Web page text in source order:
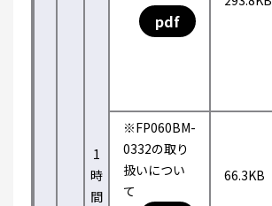
1
時
間
pdf
※FP060BM-
0332の取り
扱いについ
て
66.3KB